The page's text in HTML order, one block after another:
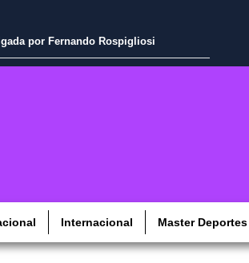
por Fernando Rospigliosi
Internacional Master Deportes